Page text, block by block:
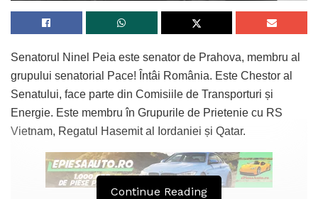
Senatorul Ninel Peia este senator de Prahova, membru al
grupului senatorial Pace! Întâi România. Este Chestor al
Senatului, face parte din Comisiile de Transporturi și
Energie. Este membru în Grupurile de Prietenie cu RS
Vietnam, Regatul Hasemit al Iordaniei și Qatar.
Continue Reading